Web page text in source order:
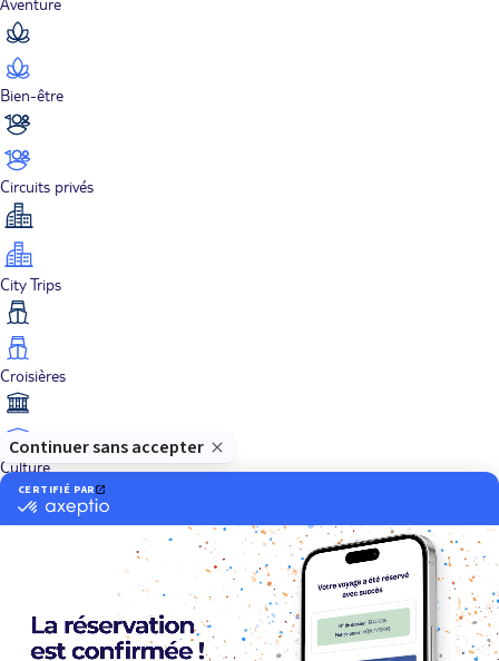
Aventure
Bien-être
Circuits privés
City Trips
Croisières
Culture
Découverte